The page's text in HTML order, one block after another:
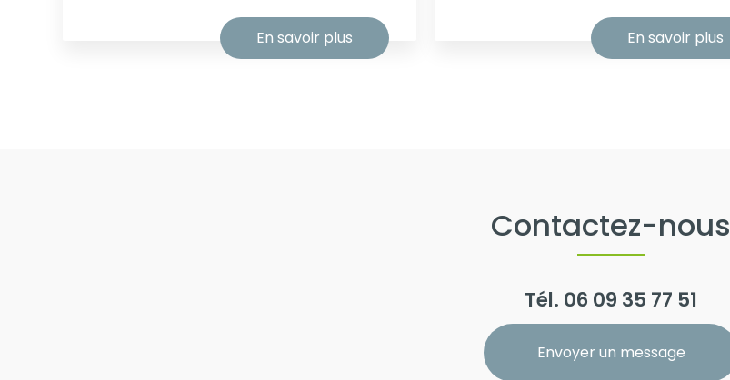
En savoir plus En savoir plus
Contactez-nous
Tél. 06 09 35 77 51
Envoyer un message